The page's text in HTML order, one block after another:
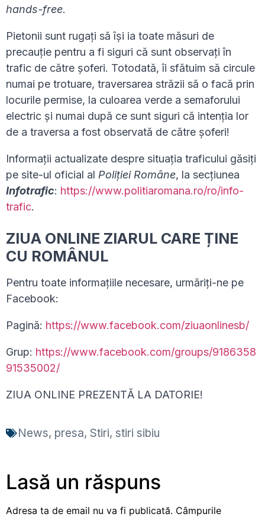
hands-free.
Pietonii sunt rugaţi să îşi ia toate măsuri de
precauţie pentru a fi siguri că sunt observaţi în
trafic de către şoferi. Totodată, îi sfătuim să circule
numai pe trotuare, traversarea străzii să o facă prin
locurile permise, la culoarea verde a semaforului
electric şi numai după ce sunt siguri că intenţia lor
de a traversa a fost observată de către şoferi!
Informații actualizate despre situația traficului găsiți
pe site-ul oficial al Poliției Române, la secțiunea
Infotrafic: https://www.politiaromana.ro/ro/info-
trafic.
ZIUA ONLINE ZIARUL CARE ȚINE
CU ROMÂNUL
Pentru toate informațiile necesare, urmăriți-ne pe
Facebook:
Pagină: https://www.facebook.com/ziuaonlinesb/
Grup: https://www.facebook.com/groups/9186358
91535002/
ZIUA ONLINE PREZENTĂ LA DATORIE!
News, presa, Stiri, stiri sibiu
Lasă un răspuns
Adresa ta de email nu va fi publicată. Câmpurile